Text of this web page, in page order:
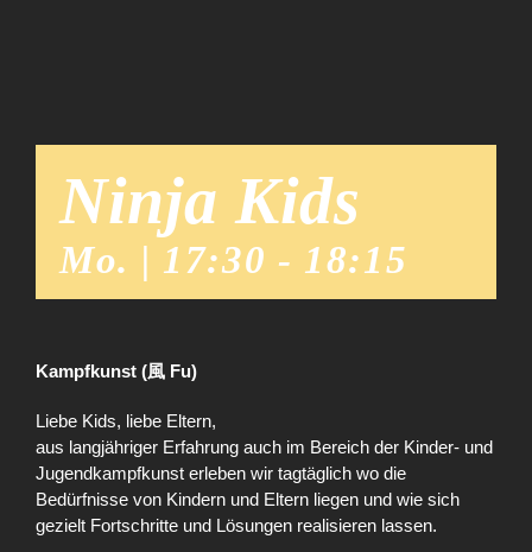
Ninja Kids
Mo. | 17:30 - 18:15
Kampfkunst (風 Fu)
Liebe Kids, liebe Eltern,
aus langjähriger Erfahrung auch im Bereich der Kinder- und
Jugendkampfkunst erleben wir tagtäglich wo die
Bedürfnisse von Kindern und Eltern liegen und wie sich
gezielt Fortschritte und Lösungen realisieren lassen.